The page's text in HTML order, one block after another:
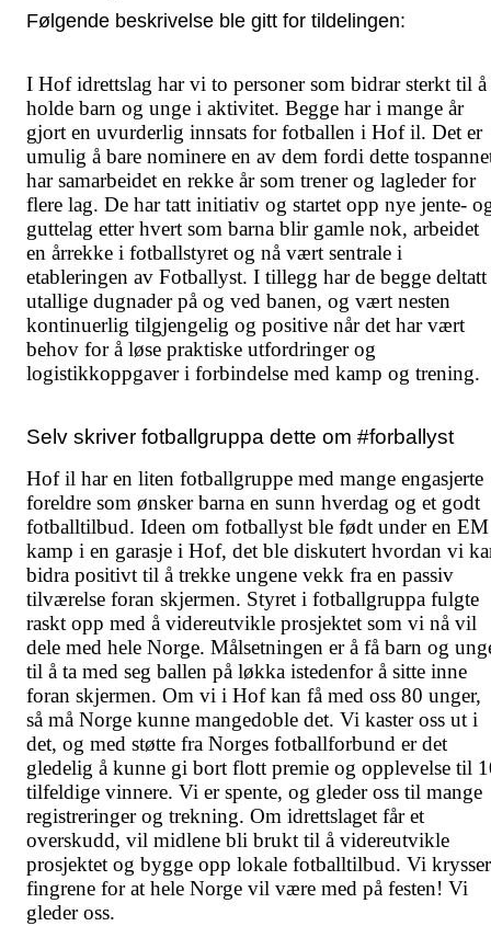
Følgende beskrivelse ble gitt for tildelingen:
I Hof idrettslag har vi to personer som bidrar sterkt til å
holde barn og unge i aktivitet. Begge har i mange år
gjort en uvurderlig innsats for fotballen i Hof il. Det er
umulig å bare nominere en av dem fordi dette
har samarbeidet en rekke år som trener og lagleder for
flere lag. De har tatt initiativ og startet opp nye jente-
guttelag etter hvert som barna blir gamle nok, arbeidet
en årrekke i fotballstyret og nå vært sentrale i
etableringen av Fotballyst. I tillegg har de begge
utallige dugnader på og ved banen, og vært nesten
kontinuerlig tilgjengelig og positive når det har vært
behov for å løse praktiske utfordringer og
logistikkoppgaver i forbindelse med kamp og trening.
Selv skriver fotballgruppa dette om #forballyst
Hof il har en liten fotballgruppe med mange engasjerte
foreldre som ønsker barna en sunn hverdag og et godt
fotballtilbud. Ideen om fotballyst ble født under en EM
kamp i en garasje i Hof, det ble diskutert hvordan vi
bidra positivt til å trekke ungene vekk fra en passiv
tilværelse foran skjermen. Styret i fotballgruppa fulgte
raskt opp med å videreutvikle prosjektet som vi nå vil
dele med hele Norge. Målsetningen er å få barn og
til å ta med seg ballen på løkka istedenfor å sitte inne
foran skjermen. Om vi i Hof kan få med oss 80 unger,
så må Norge kunne mangedoble det. Vi kaster oss ut i
det, og med støtte fra Norges fotballforbund er det
gledelig å kunne gi bort flott premie og opplevelse til
tilfeldige vinnere. Vi er spente, og gleder oss til mange
registreringer og trekning. Om idrettslaget får et
overskudd, vil midlene bli brukt til å videreutvikle
prosjektet og bygge opp lokale fotballtilbud. Vi krysser
fingrene for at hele Norge vil være med på festen! Vi
gleder oss.